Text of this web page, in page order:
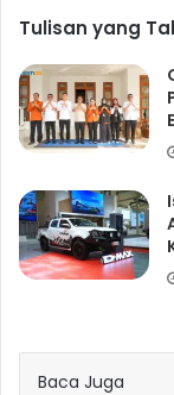
Tulisan yang
Baca Juga